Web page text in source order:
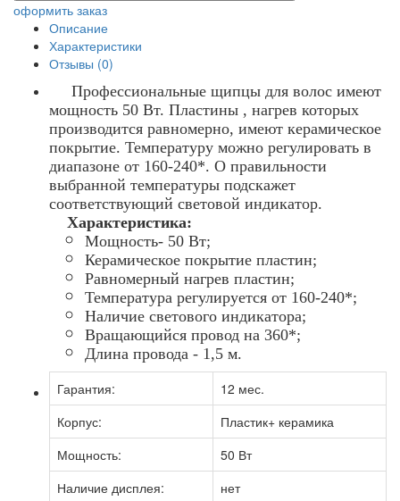
оформить заказ
Описание
Характеристики
Отзывы (0)
Профессиональные щипцы для волос имеют
мощность 50 Вт. Пластины , нагрев которых
производится равномерно, имеют керамическое
покрытие. Температуру можно регулировать в
диапазоне от 160-240*. О правильности
выбранной температуры подскажет
соответствующий световой индикатор.
Характеристика:
Мощность- 50 Вт;
Керамическое покрытие пластин;
Равномерный нагрев пластин;
Температура регулируется от 160-240*;
Наличие светового индикатора;
Вращающийся провод на 360*;
Длина провода - 1,5 м.
Гарантия:
12 мес.
Корпус:
Пластик+ керамика
Мощность:
50 Вт
Наличие дисплея:
нет